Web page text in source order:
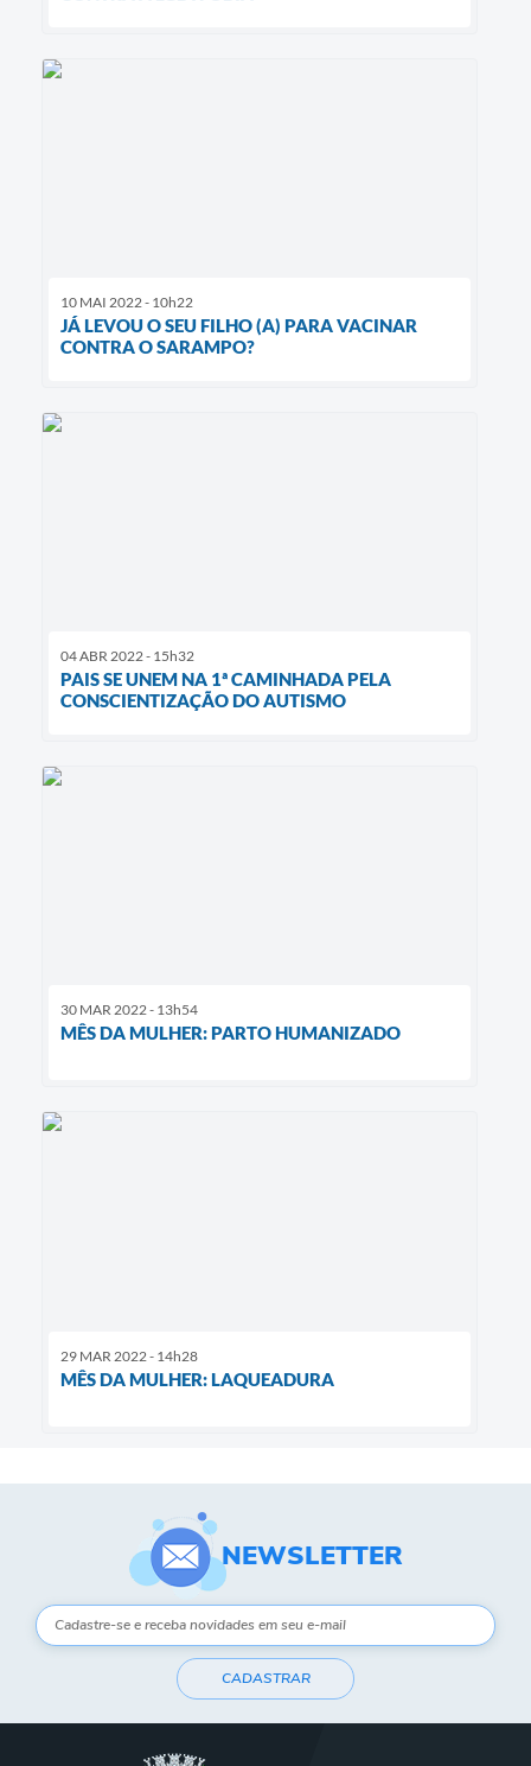
10 MAI 2022 - 10h22
JÁ LEVOU O SEU FILHO (A) PARA VACINAR
CONTRA O SARAMPO?
04 ABR 2022 - 15h32
PAIS SE UNEM NA 1ª CAMINHADA PELA
CONSCIENTIZAÇÃO DO AUTISMO
30 MAR 2022 - 13h54
MÊS DA MULHER: PARTO HUMANIZADO
29 MAR 2022 - 14h28
MÊS DA MULHER: LAQUEADURA
NEWSLETTER
CADASTRAR